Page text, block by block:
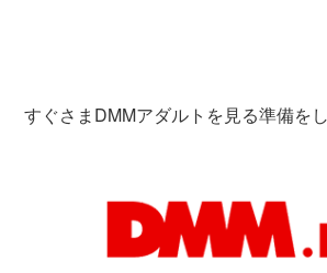
すぐさまDMMアダルトを見る準備をし